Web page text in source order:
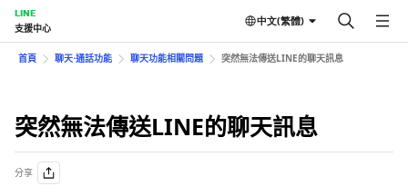
LINE
支援中心
中文(繁體)
首頁 聊天⋅通話功能 聊天功能相關問題 突然無法傳送LINE的聊天訊息
突然無法傳送LINE的聊天訊息
分享